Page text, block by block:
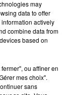
may
data to offer
actively
combine data from
based on
ou affiner en
mes choix".
sans